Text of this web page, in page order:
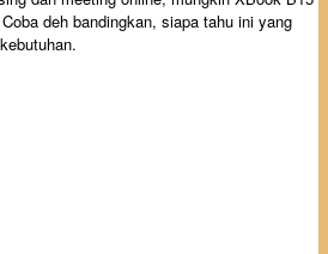
deh bandingkan, siapa tahu ini yang